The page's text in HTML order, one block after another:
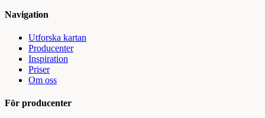
Navigation
Utforska kartan
Producenter
Inspiration
Priser
Om oss
För producenter